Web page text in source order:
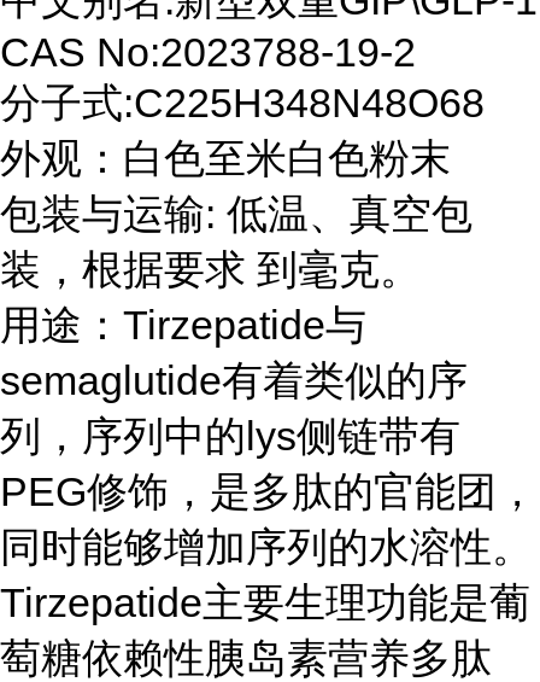
CAS No:2023788-19-2
分子式:C225H348N48O68
外观：白色至米白色粉末
包装与运输: 低温、真空包
装，根据要求 到毫克。
用途：Tirzepatide与
semaglutide有着类似的序
列，序列中的lys侧链带有
PEG修饰，是多肽的官能团，
同时能够增加序列的水溶性。
Tirzepatide主要生理功能是葡
萄糖依赖性胰岛素营养多肽